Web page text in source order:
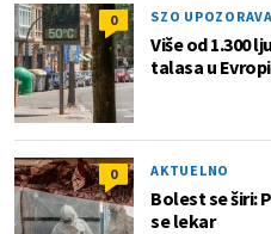
0 SZO UPOZORAVA
Više od 1.300
talasa u
0 AKTUELNO
Bolest se širi:
se lekar